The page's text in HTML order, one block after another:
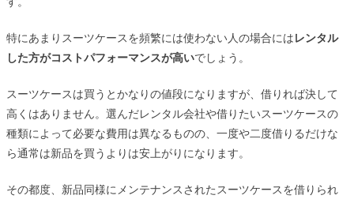
特にあまりスーツケースを頻繁には使わない人の場合にはレンタル
した方がコストパフォーマンスが高いでしょう。
スーツケースは買うとかなりの値段になりますが、借りれば決して
高くはありません。選んだレンタル会社や借りたいスーツケースの
種類によって必要な費用は異なるものの、一度や二度借りるだけな
ら通常は新品を買うよりは安上がりになります。
その都度、新品同様にメンテナンスされたスーツケースを借りられ